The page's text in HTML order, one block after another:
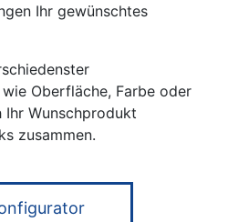
Ihr gewünschtes
Oberfläche, Farbe oder
Ihr Wunschprodukt
zusammen.